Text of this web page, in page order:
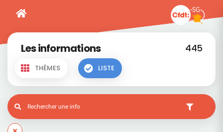
Les informations 445
THÈMES LISTE